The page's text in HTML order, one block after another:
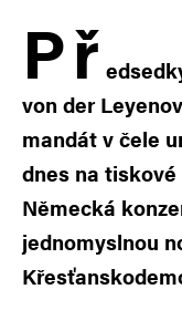
Př
von der
mandát v čele
dnes na
Německá
jednomyslnou